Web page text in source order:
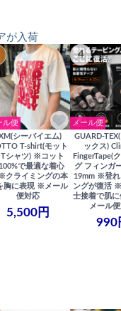
が入荷
ル便
シーバイエム)
T-shirt(モット
Tシャツ) ※コット
で最適な着心
クライミングの本
胸に表現 ※メール
便対応
5,500円
4
メール便
GUARD-
ックス)
FingerTape(
グ フィンガ
19mm ※登れ
ングが復活
士接着で肌
メール
990